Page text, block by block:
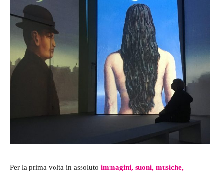
Per la prima volta in assoluto immagini, suoni, musiche,